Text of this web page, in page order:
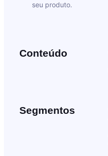
seu produto.
Conteúdo
Segmentos